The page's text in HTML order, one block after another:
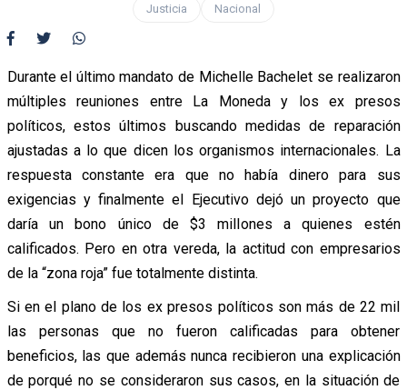
Justicia Nacional
Durante el último mandato de Michelle Bachelet se realizaron
múltiples reuniones entre La Moneda y los ex presos
políticos, estos últimos buscando medidas de reparación
ajustadas a lo que dicen los organismos internacionales. La
respuesta constante era que no había dinero para sus
exigencias y finalmente el Ejecutivo dejó un proyecto que
daría un bono único de $3 millones a quienes estén
calificados. Pero en otra vereda, la actitud con empresarios
de la “zona roja” fue totalmente distinta.
Si en el plano de los ex presos políticos son más de 22 mil
las personas que no fueron calificadas para obtener
beneficios, las que además nunca recibieron una explicación
de porqué no se consideraron sus casos, en la situación de